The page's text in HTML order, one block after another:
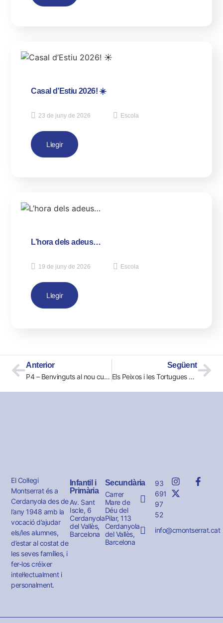
Casal d’Estiu 2026! ☀️
23 de juny de 2026 Escola
Llegir
L’hora dels adeus…
19 de juny de 2026 Escola
Llegir
Anterior
P4 – Benvinguts al nou curs 2020-21
Següent
Els Peixos i les Tortugues classifiquem segons el color
El Col·legi
Montserrat és a
Cerdanyola des de
l’any 1948 amb la
vocació d’ajudar
els/les alumnes,
d’estar al costat de
les seves famílies, i
fer-los créixer
intel·lectualment i
personalment.
Infantil i
Primària
Av. Sant
Iscle, 6
Cerdanyola
del Vallès,
Barcelona
Secundària
Carrer
Mare de
Déu del
Pilar, 113
Cerdanyola
del Vallès,
Barcelona
93
691
97
52
info@cmontserrat.cat